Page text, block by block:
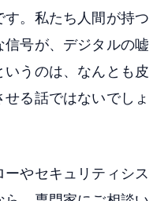
。私たち人間が持つ
信号が、デジタルの嘘
うのは、なんとも皮
る話ではないでしょ
やセキュリティシス